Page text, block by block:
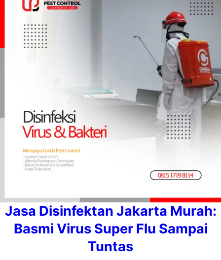
Jasa Disinfektan Jakarta Murah:
Basmi Virus Super Flu Sampai
Tuntas